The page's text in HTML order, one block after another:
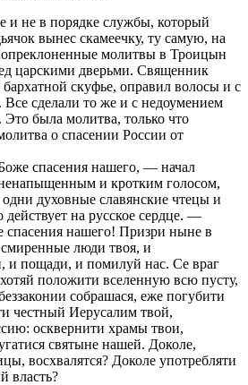
и не в порядке службы, который
вынес скамеечку, ту самую, на
молитвы в Троицын
царскими дверьми. Священник
скуфье, оправил волосы и с
Все сделали то же и с недоумением
Это была молитва, только что
о спасении России от
спасения нашего, — начал
и кротким голосом,
духовные славянские чтецы и
действует на русское сердце. —
спасения нашего! Призри ныне в
люди твоя, и
и пощади, и помилуй нас. Се враг
положити вселенную всю пусту,
собрашася, еже погубити
честный Иерусалим твой,
осквернити храмы твои,
святыне нашей. Доколе,
восхвалятся? Доколе употребляти
власть?